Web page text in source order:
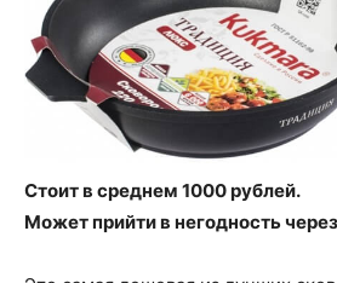
Стоит в среднем 1000 рублей.
Может прийти в негодность